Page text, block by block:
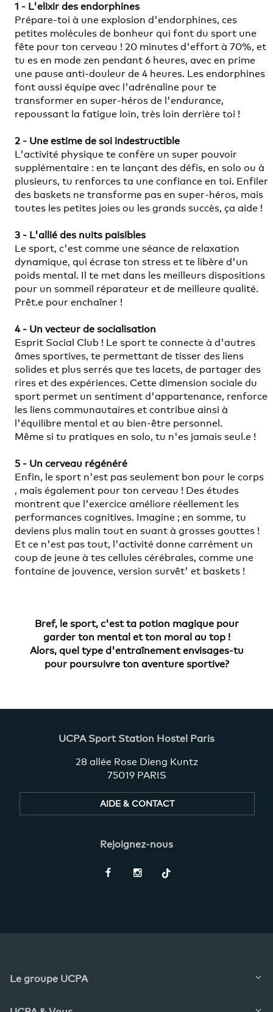
1 - L'elixir des endorphines
Prépare-toi à une explosion d'endorphines, ces
petites molécules de bonheur qui font du sport une
fête pour ton cerveau ! 20 minutes d'effort à 70%, et
tu es en mode zen pendant 6 heures, avec en prime
une pause anti-douleur de 4 heures. Les endorphines
font aussi équipe avec l'adrénaline pour te
transformer en super-héros de l'endurance,
repoussant la fatigue loin, très loin derrière toi !
2 - Une estime de soi indestructible
L'activité physique te confère un super pouvoir
supplémentaire : en te lançant des défis, en solo ou à
plusieurs, tu renforces ta une confiance en toi. Enfiler
des baskets ne transforme pas en super-héros, mais
toutes les petites joies ou les grands succès, ça aide !
3 - L'allié des nuits paisibles
Le sport, c'est comme une séance de relaxation
dynamique, qui écrase ton stress et te libère d'un
poids mental. Il te met dans les meilleurs dispositions
pour un sommeil réparateur et de meilleure qualité.
Prêt.e pour enchaîner !
4 - Un vecteur de socialisation
Esprit Social Club ! Le sport te connecte à d'autres
âmes sportives, te permettant de tisser des liens
solides et plus serrés que tes lacets, de partager des
rires et des expériences. Cette dimension sociale du
sport permet un sentiment d'appartenance, renforce
les liens communautaires et contribue ainsi à
l'équilibre mental et au bien-être personnel.
Même si tu pratiques en solo, tu n'es jamais seul.e !
5 - Un cerveau régénéré
Enfin, le sport n'est pas seulement bon pour le corps
, mais également pour ton cerveau ! Des études
montrent que l'exercice améliore réellement les
performances cognitives. Imagine ; en somme, tu
deviens plus malin tout en suant à grosses gouttes !
Et ce n'est pas tout, l'activité donne carrément un
coup de jeune à tes cellules cérébrales, comme une
fontaine de jouvence, version survêt' et baskets !
Bref, le sport, c'est ta potion magique pour
garder ton mental et ton moral au top !
Alors, quel type d'entraînement envisages-tu
pour poursuivre ton aventure sportive?
UCPA Sport Station Hostel Paris
28 allée Rose Dieng Kuntz
75019 PARIS
AIDE & CONTACT
Rejoignez-nous
Le groupe UCPA